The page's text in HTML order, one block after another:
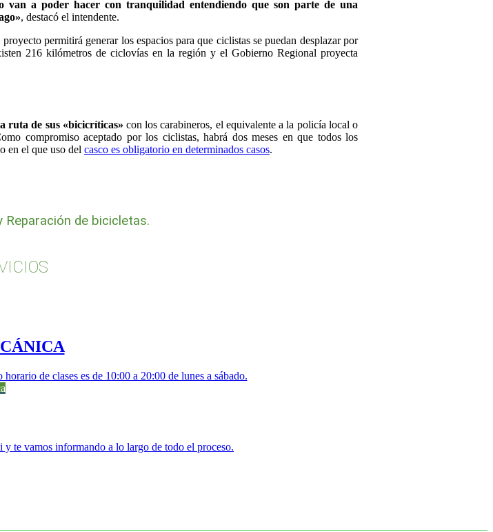
van a poder hacer con tranquilidad entendiendo que son parte de una
, destacó el intendente.
permitirá generar los espacios para que ciclistas se puedan desplazar por
216 kilómetros de ciclovías en la región y el Gobierno Regional proyecta
ruta de sus «bicicríticas» con los carabineros, el equivalente a la policía local o
compromiso aceptado por los ciclistas, habrá dos meses en que todos los
en el que uso del casco es obligatorio en determinados casos.
Reparación de bicicletas.
de clases es de 10:00 a 20:00 de lunes a sábado.
y te vamos informando a lo largo de todo el proceso.